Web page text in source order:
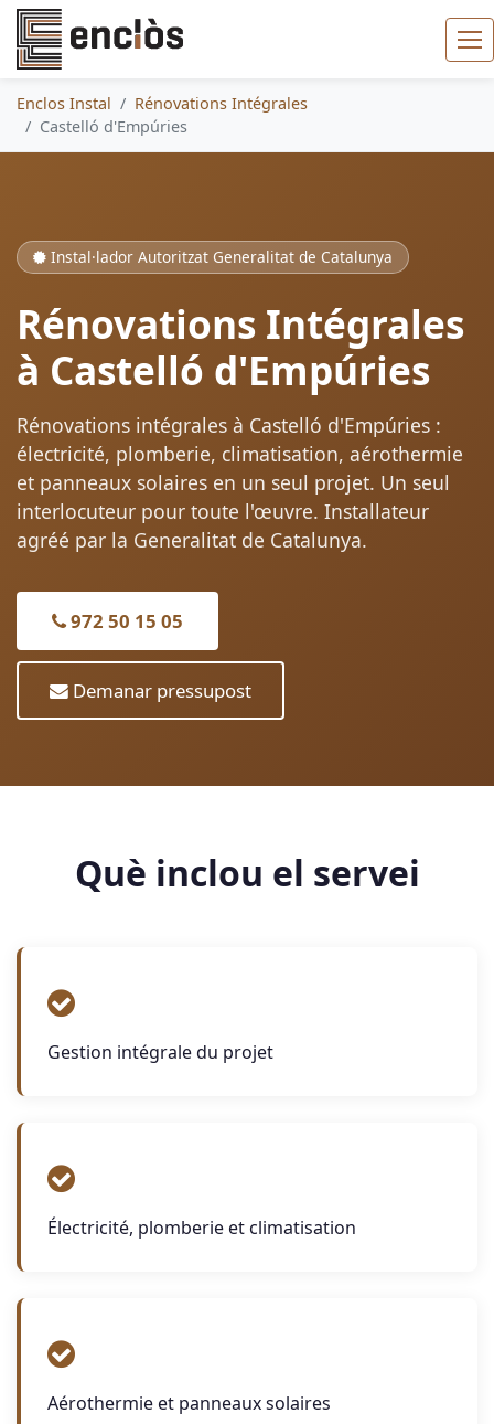
Enclos Instal
Rénovations Intégrales
Castelló d'Empúries
Instal·lador Autoritzat Generalitat de Catalunya
Rénovations Intégrales
à Castelló d'Empúries
Rénovations intégrales à Castelló d'Empúries :
électricité, plomberie, climatisation, aérothermie
et panneaux solaires en un seul projet. Un seul
interlocuteur pour toute l'œuvre. Installateur
agréé par la Generalitat de Catalunya.
972 50 15 05
Demanar pressupost
Què inclou el servei
Gestion intégrale du projet
Électricité, plomberie et climatisation
Aérothermie et panneaux solaires